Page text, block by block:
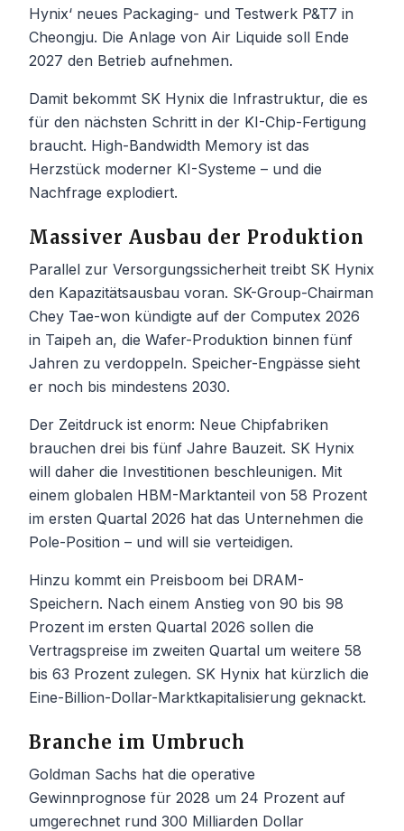
Hynix‘ neues Packaging- und Testwerk P&T7 in
Cheongju. Die Anlage von Air Liquide soll Ende
2027 den Betrieb aufnehmen.
Damit bekommt SK Hynix die Infrastruktur, die es
für den nächsten Schritt in der KI-Chip-Fertigung
braucht. High-Bandwidth Memory ist das
Herzstück moderner KI-Systeme – und die
Nachfrage explodiert.
Massiver Ausbau der Produktion
Parallel zur Versorgungssicherheit treibt SK Hynix
den Kapazitätsausbau voran. SK-Group-Chairman
Chey Tae-won kündigte auf der Computex 2026
in Taipeh an, die Wafer-Produktion binnen fünf
Jahren zu verdoppeln. Speicher-Engpässe sieht
er noch bis mindestens 2030.
Der Zeitdruck ist enorm: Neue Chipfabriken
brauchen drei bis fünf Jahre Bauzeit. SK Hynix
will daher die Investitionen beschleunigen. Mit
einem globalen HBM-Marktanteil von 58 Prozent
im ersten Quartal 2026 hat das Unternehmen die
Pole-Position – und will sie verteidigen.
Hinzu kommt ein Preisboom bei DRAM-
Speichern. Nach einem Anstieg von 90 bis 98
Prozent im ersten Quartal 2026 sollen die
Vertragspreise im zweiten Quartal um weitere 58
bis 63 Prozent zulegen. SK Hynix hat kürzlich die
Eine-Billion-Dollar-Marktkapitalisierung geknackt.
Branche im Umbruch
Goldman Sachs hat die operative
Gewinnprognose für 2028 um 24 Prozent auf
umgerechnet rund 300 Milliarden Dollar